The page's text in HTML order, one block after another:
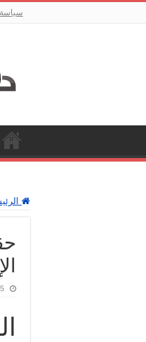
سياسة
15